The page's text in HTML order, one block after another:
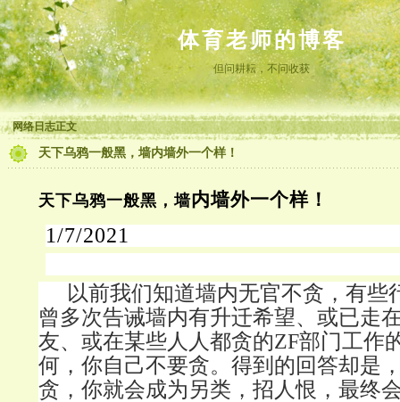
体育老师的博客
但问耕耘，不问收获
网络日志正文
天下乌鸦一般黑，墙内墙外一个样！
天下乌鸦一般黑，墙内墙外一个样！
1/7/2021
以前我们知道墙内无官不贪，有些
曾多次告诫墙内有升迁希望、或已走
友、或在某些人人都贪的ZF部门工作
何，你自己不要贪。得到的回答却是
贪，你就会成为另类，招人恨，最终